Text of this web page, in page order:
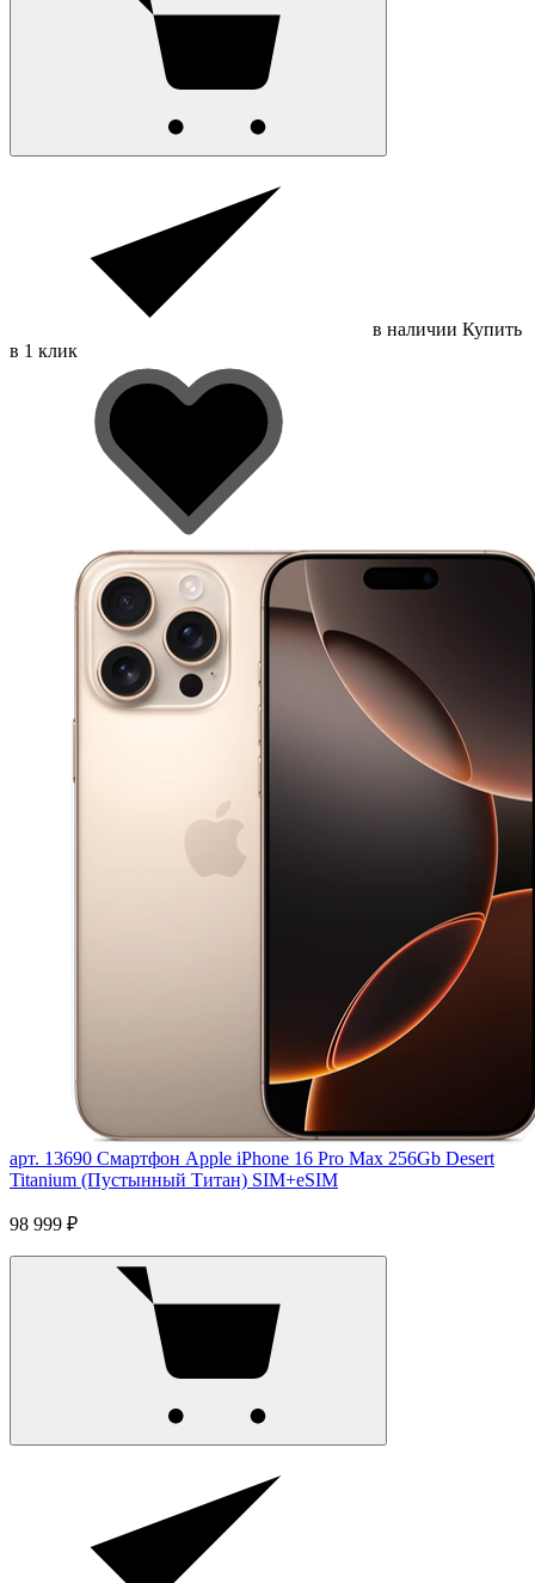
в наличии Купить
в 1 клик
арт. 13690 Смартфон Apple iPhone 16 Pro Max 256Gb Desert
Titanium (Пустынный Титан) SIM+eSIM
98 999 ₽